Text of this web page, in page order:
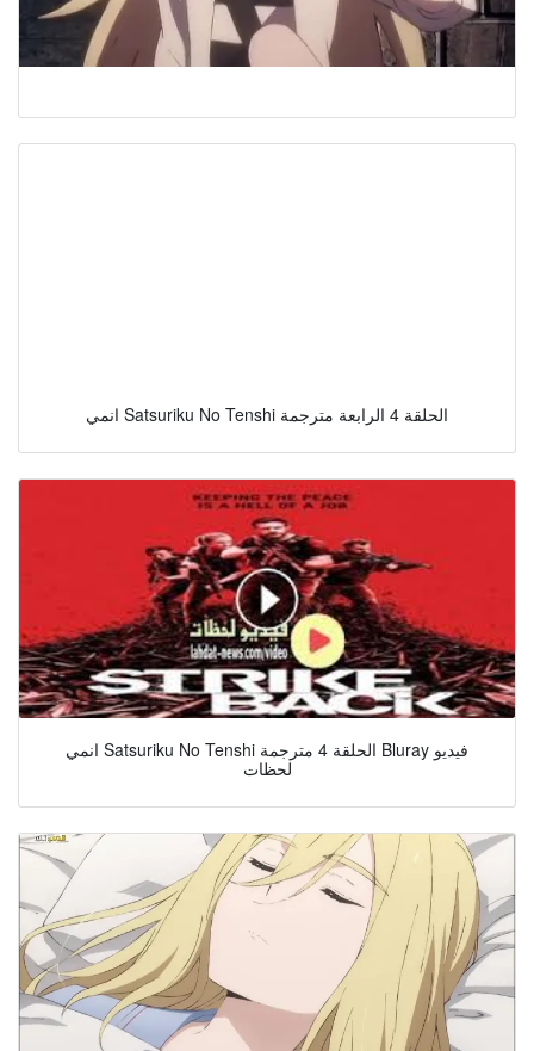
انمي Satsuriku No Tenshi الحلقة 4 الرابعة مترجمة
انمي Satsuriku No Tenshi الحلقة 4 مترجمة Bluray فيديو
لحظات